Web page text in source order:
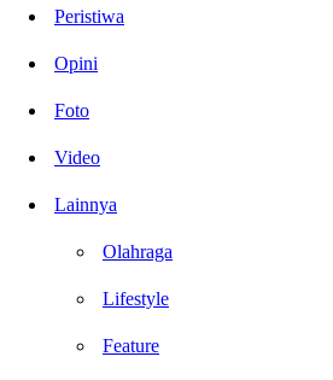
Peristiwa
Opini
Foto
Video
Lainnya
Olahraga
Lifestyle
Feature